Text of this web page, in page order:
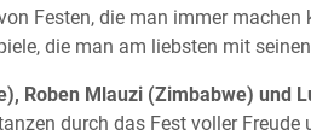
Festen, die man immer
die man am liebsten mit
Roben Mlauzi (Zimbabwe) und
durch das Fest voller